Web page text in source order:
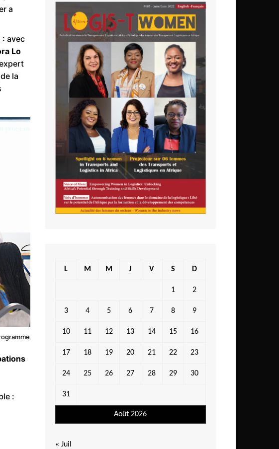
a
: avec
Lo
la
:
Août 2026
L M M J V S D
1 2
3 4 5 6 7 8 9
10 11 12 13 14 15 16
17 18 19 20 21 22 23
24 25 26 27 28 29 30
31
« Juil